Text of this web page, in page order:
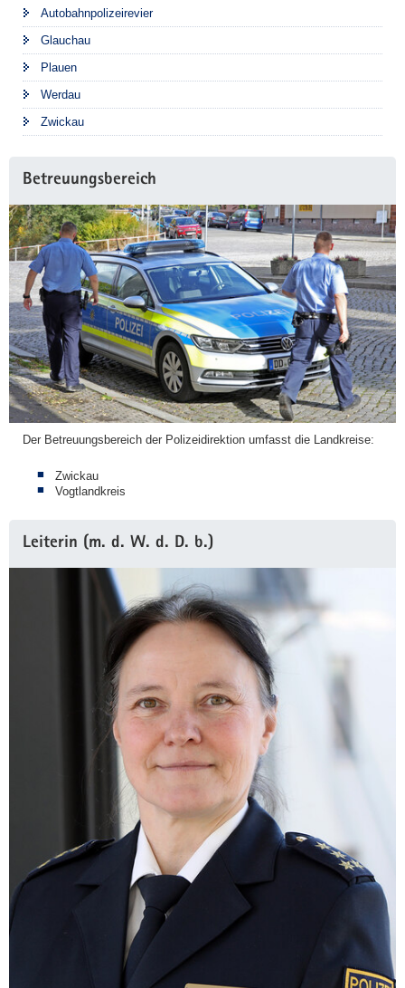
Autobahnpolizeirevier
Glauchau
Plauen
Werdau
Zwickau
Betreuungsbereich
Der Betreuungsbereich der Polizeidirektion umfasst die Landkreise:
Zwickau
Vogtlandkreis
Leiterin (m. d. W. d. D. b.)